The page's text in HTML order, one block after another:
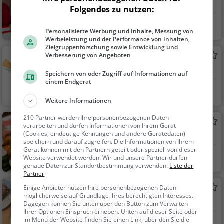
Eiscafé / Eisdiele in Bühl
Eisdiele
Eiscafe Italia
Eiscafé / Eisdiele in Bühl
Taumi
Restaurant in Bühl
Bühl
Restaurant, Fusio
nsküche, Japanisch,
n, Sushi, Mittagessen,
Vegetarisch, Meeresf
rüchte, Fisch, Vietna
Café Chat Noir
Café in Bühl
Folgendes zu nutzen:
Personalisierte Werbung und Inhalte, Messung von
Werbeleistung und der Performance von Inhalten,
Zielgruppenforschung sowie Entwicklung und
Verbesserung von Angeboten
Speichern von oder Zugriff auf Informationen auf
einem Endgerät
Weitere Informationen
210 Partner werden Ihre personenbezogenen Daten
verarbeiten und dürfen Informationen von Ihrem Gerät
(Cookies, eindeutige Kennungen und andere Gerätedaten)
speichern und darauf zugreifen. Die Informationen von Ihrem
Gerät können mit den Partnern geteilt oder speziell von dieser
Website verwendet werden. Wir und unsere Partner dürfen
genaue Daten zur Standortbestimmung verwenden. Liste der
Partner
Einige Anbieter nutzen Ihre personenbezogenen Daten
möglicherweise auf Grundlage ihres berechtigten Interesses.
Dagegen können Sie unten über den Button zum Verwalten
Ihrer Optionen Einspruch erheben. Unten auf dieser Seite oder
im Menü der Website finden Sie einen Link, über den Sie die